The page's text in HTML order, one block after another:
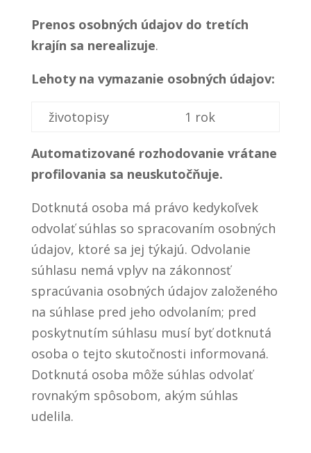
Prenos osobných údajov do tretích
krajín sa nerealizuje.
Lehoty na vymazanie osobných údajov:
životopisy 1 rok
Automatizované rozhodovanie vrátane
profilovania sa neuskutočňuje.
Dotknutá osoba má právo kedykoľvek
odvolať súhlas so spracovaním osobných
údajov, ktoré sa jej týkajú. Odvolanie
súhlasu nemá vplyv na zákonnosť
spracúvania osobných údajov založeného
na súhlase pred jeho odvolaním; pred
poskytnutím súhlasu musí byť dotknutá
osoba o tejto skutočnosti informovaná.
Dotknutá osoba môže súhlas odvolať
rovnakým spôsobom, akým súhlas
udelila.